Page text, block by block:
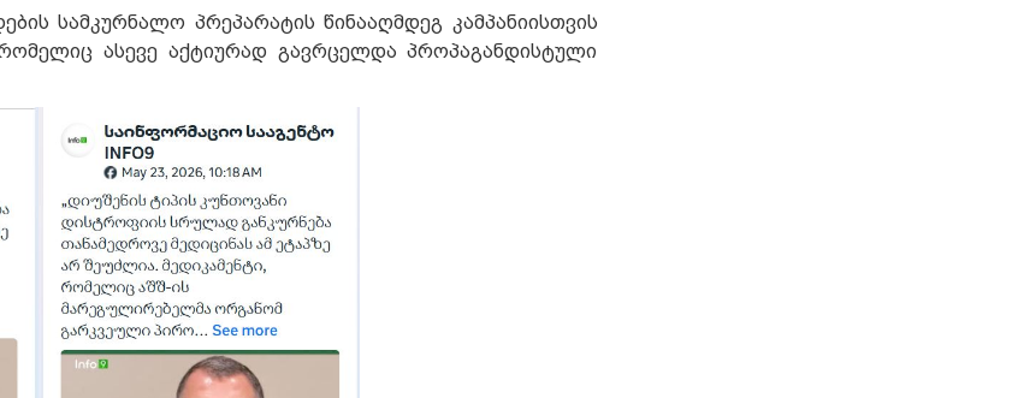
სამკურნალო პრეპარატის წინააღმდეგ კამპანიისთვის
ასევე აქტიურად გავრცელდა პროპაგანდისტული